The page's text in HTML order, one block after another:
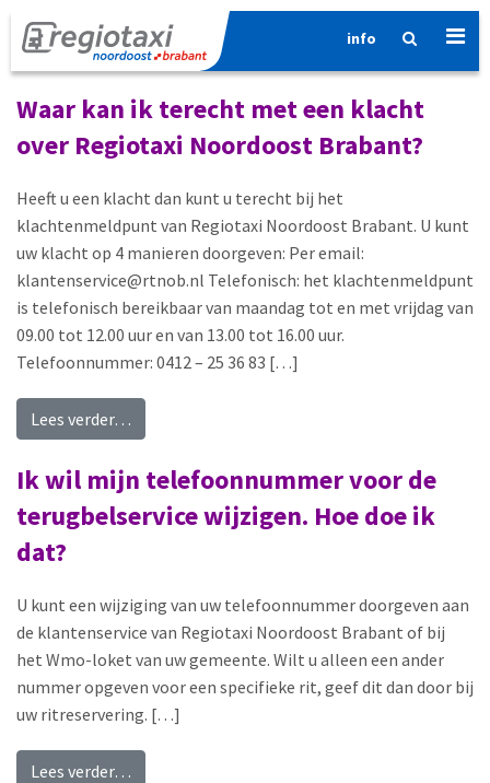
info
Categorie:Overigen
Waar kan ik terecht met een klacht
over Regiotaxi Noordoost Brabant?
Heeft u een klacht dan kunt u terecht bij het
klachtenmeldpunt van Regiotaxi Noordoost Brabant. U kunt
uw klacht op 4 manieren doorgeven: Per email:
klantenservice@rtnob.nl Telefonisch: het klachtenmeldpunt
is telefonisch bereikbaar van maandag tot en met vrijdag van
09.00 tot 12.00 uur en van 13.00 tot 16.00 uur.
Telefoonnummer: 0412 – 25 36 83 […]
Lees verder…
Ik wil mijn telefoonnummer voor de
terugbelservice wijzigen. Hoe doe ik
dat?
U kunt een wijziging van uw telefoonnummer doorgeven aan
de klantenservice van Regiotaxi Noordoost Brabant of bij
het Wmo-loket van uw gemeente. Wilt u alleen een ander
nummer opgeven voor een specifieke rit, geef dit dan door bij
uw ritreservering. […]
Lees verder…